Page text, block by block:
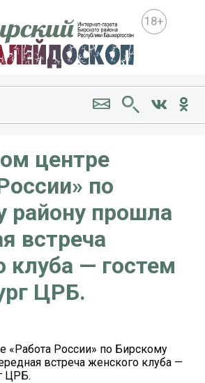
18+
центре
по
району прошла
встреча
клуба — гостем
ЦРБ.
«Работа России» по Бирскому
встреча женского клуба —
ЦРБ.